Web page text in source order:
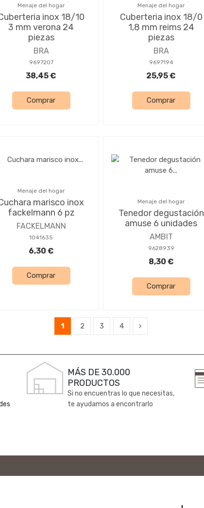
Menaje del hogar
inox 18/10
3 mm verona 24
piezas
BRA
9697207
38,45 €
Comprar
Menaje del hogar
Cuberteria inox 18/0
1,8 mm reims 24
piezas
BRA
9697194
25,95 €
Comprar
Menaje del hogar
marisco inox
fackelmann 6 pz
FACKELMANN
1041635
6,30 €
Comprar
Menaje del hogar
Tenedor degustación
amuse 6 unidades
AMBIT
9628939
8,30 €
Comprar
1 2 3 4
MÁS DE 30.000
PRODUCTOS
Si no encuentras lo que necesitas,
te ayudamos a encontrarlo